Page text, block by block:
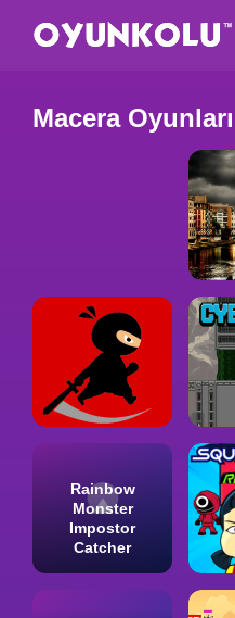
Macera Oyunları
Rainbow
Monster
Impostor
Catcher